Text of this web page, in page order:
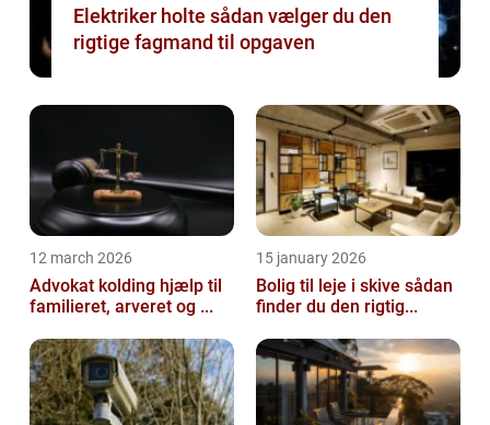
Elektriker holte sådan vælger du den
rigtige fagmand til opgaven
12 march 2026
Advokat kolding hjælp til
familieret, arveret og ...
15 january 2026
Bolig til leje i skive sådan
finder du den rigtig...